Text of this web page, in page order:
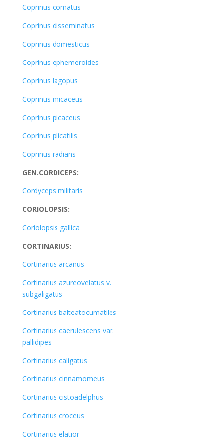
Coprinus comatus
Coprinus disseminatus
Coprinus domesticus
Coprinus ephemeroides
Coprinus lagopus
Coprinus micaceus
Coprinus picaceus
Coprinus plicatilis
Coprinus radians
GEN.CORDICEPS:
Cordyceps militaris
CORIOLOPSIS:
Coriolopsis gallica
CORTINARIUS:
Cortinarius arcanus
Cortinarius azureovelatus v.
subgaligatus
Cortinarius balteatocumatiles
Cortinarius caerulescens var.
pallidipes
Cortinarius caligatus
Cortinarius cinnamomeus
Cortinarius cistoadelphus
Cortinarius croceus
Cortinarius elatior